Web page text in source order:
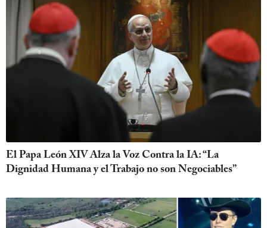
El Papa León XIV Alza la Voz Contra la IA: “La
Dignidad Humana y el Trabajo no son Negociables”